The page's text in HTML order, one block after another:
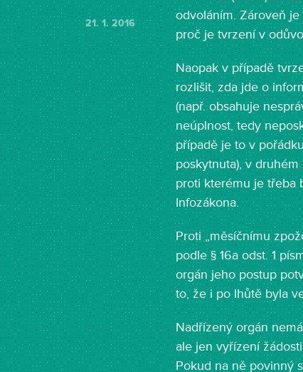
21. 1. 2016
odvoláním. Zároveň
proč je tvrzení v
Naopak v případě
rozlišit, zda jde o
(např. obsahuje
neúplnost, tedy
případě je to v
poskytnuta), v
proti kterému je třeba
Infozákona.
Proti „měsíčnímu
podle § 16a odst. 1
orgán jeho postup
to, že i po lhůtě byla
Nadřízený orgán
ale jen vyřízení
Pokud na ně povinný